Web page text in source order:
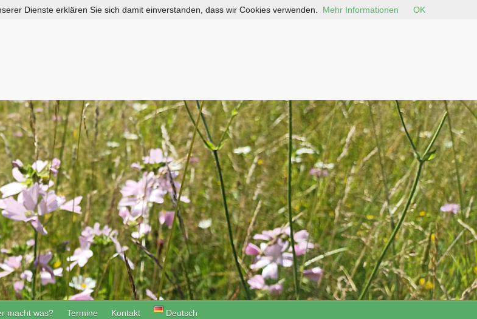
macht was? Termine Kontakt Deutsch
Dienste erklären Sie sich damit einverstanden, dass wir Cookies verwenden. Mehr Informationen OK